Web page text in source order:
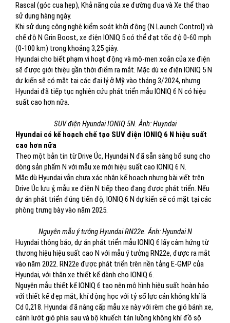
Rascal (góc cua hẹp), Khả năng của xe đường đua và Xe thể thao
sử dụng hàng ngày.
Khi sử dụng công nghệ kiểm soát khởi động (N Launch Control) và
chế độ N Grin Boost, xe điện IONIQ 5 có thể đạt tốc độ 0-60 mph
(0-100 km) trong khoảng 3,25 giây.
Hyundai cho biết phạm vi hoạt động và mô-men xoắn của xe điện
sẽ được giới thiệu gần thời điểm ra mắt. Mặc dù xe điện IONIQ 5 N
dự kiến sẽ có mặt tại các đại lý ở Mỹ vào tháng 3/2024, nhưng
Hyundai đã tiếp tục nghiên cứu phát triển mẫu IONIQ 6 N có hiệu
suất cao hơn nữa.
SUV điện Hyundai IONIQ 5N. Ảnh: Huyndai
Hyundai có kế hoạch chế tạo SUV điện IONIQ 6 N hiệu suất
cao hơn nữa
Theo một bản tin từ Drive Úc, Hyundai N đã sẵn sàng bổ sung cho
dòng sản phẩm N với mẫu xe mới hiệu suất cao IONIQ 6 N.
Mặc dù Hyundai vẫn chưa xác nhận kế hoạch nhưng bài viết trên
Drive Úc lưu ý, mẫu xe điện N tiếp theo đang được phát triển. Nếu
dự án phát triển đúng tiến độ, IONIQ 6 N dự kiến ​​sẽ có mặt tại các
phòng trưng bày vào năm 2025.
Nguyên mẫu ý tưởng Hyundai RN22e. Ảnh: Hyundai N
Huyndai thông báo, dự án phát triển mẫu IONIQ 6 lấy cảm hứng từ
thương hiệu hiệu suất cao N với mẫu ý tưởng RN22e, được ra mắt
vào năm 2022. RN22e được phát triển trên nền tảng E-GMP của
Hyundai, với thân xe thiết kế dành cho IONIQ 6.
Nguyên mẫu thiết kế IONIQ 6 tạo nên mô hình hiệu suất hoàn hảo
với thiết kế đẹp mắt, khí động học với tỷ số lực cản không khí là
Cd 0,218. Hyundai đã nâng cấp mẫu xe này với rèm che gió bánh xe,
cánh lướt gió phía sau và bộ khuếch tán luồng không khí đồ sộ